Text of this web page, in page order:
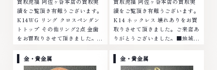
績をご覧頂き有難うございます。
K14WG リング クロスペンダン
トトップ その他リング2点 金歯
をお買取りさせて頂きました。ご
地域買取No.1へ挑戦金 プラチナ
ダイヤモンド ブランド品 ブラン
績をご覧頂き有難うございます。
K14 ネックレス 壊れありをお買
取りさせて頂きました。ご来店あ
りがとうございました。■地域買
モンド ブランド品 ブランド衣類
お酒買取りのことなら、お任せく
金・貴金属 金・貴金属